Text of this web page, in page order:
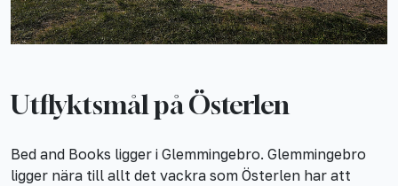
Utflyktsmål på Österlen
Bed and Books ligger i Glemmingebro. Glemmingebro
ligger nära till allt det vackra som Österlen har att